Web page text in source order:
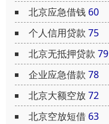
北京应急借钱 60
个人信用贷款 75
北京无抵押贷款 79
企业应急借款 78
北京大额空放72
北京空放短借 63